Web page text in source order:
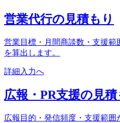
営業代行の見積もり
営業目標・月間商談数・支援範
を算出します。
詳細入力へ
広報・PR支援の見積
広報目的・発信頻度・支援範